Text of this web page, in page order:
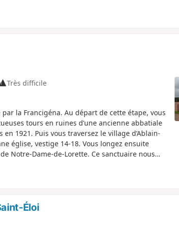
Très difficile
la Francigéna. Au départ de cette étape, vous
tours en ruines d’une ancienne abbatiale
1921. Puis vous traversez le village d’Ablain-
église, vestige 14-18. Vous longez ensuite
Notre-Dame-de-Lorette. Ce sanctuaire nous
Domaniale d’Olhain, vous arrivez à Rebreuve-
sur la Brette et un château du XVIIIe siècle.
Éloi